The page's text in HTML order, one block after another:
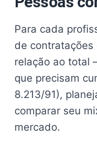
Para cada
de contratações
relação ao total
que precisam
8.213/91),
comparar seu
mercado.